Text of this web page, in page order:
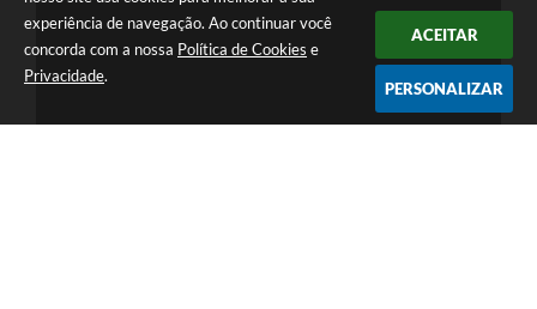
experiência de navegação. Ao continuar você
concorda com a nossa Política de Cookies e
Privacidade.
ACEITAR
PERSONALIZAR